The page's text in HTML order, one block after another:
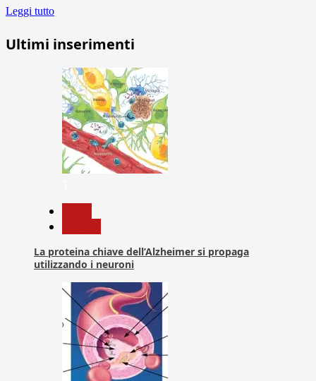
Leggi tutto
Ultimi inserimenti
La proteina chiave dell’Alzheimer si propaga
utilizzando i neuroni